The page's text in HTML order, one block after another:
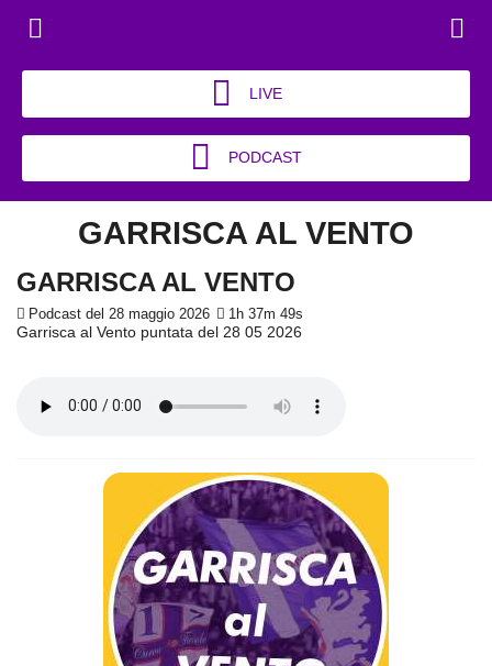
LIVE
PODCAST
GARRISCA AL VENTO
GARRISCA AL VENTO
Podcast del 28 maggio 2026 1h 37m 49s
Garrisca al Vento puntata del 28 05 2026